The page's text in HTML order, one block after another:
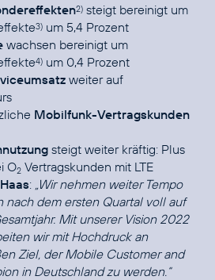
2) steigt bereinigt um
3) um 5,4 Prozent
wachsen bereinigt um
4) um 0,4 Prozent
weiter auf
Mobilfunk-Vertragskunden
steigt weiter kräftig: Plus
O2 Vertragskunden mit LTE
: „Wir nehmen weiter Tempo
nach dem ersten Quartal voll auf
Mit unserer Vision 2022
wir mit Hochdruck an
Ziel, der Mobile Customer and
in Deutschland zu werden.“